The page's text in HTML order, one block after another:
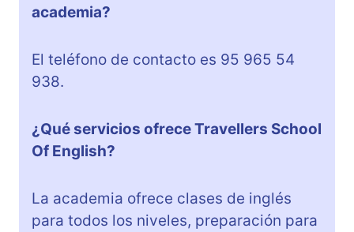
academia?
El teléfono de contacto es 95 965 54
938.
¿Qué servicios ofrece Travellers School
Of English?
La academia ofrece clases de inglés
para todos los niveles, preparación para